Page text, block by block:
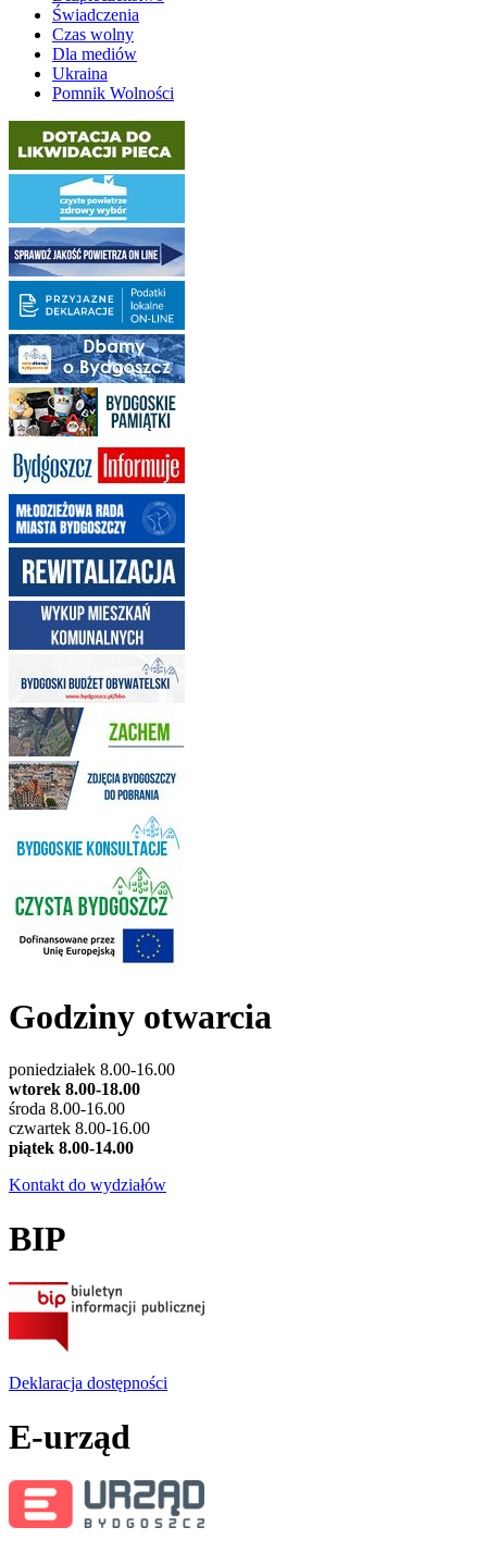
Świadczenia
Czas wolny
Dla mediów
Ukraina
Pomnik Wolności
Godziny otwarcia
poniedziałek 8.00-16.00
wtorek 8.00-18.00
środa 8.00-16.00
czwartek 8.00-16.00
piątek 8.00-14.00
Kontakt do wydziałów
BIP
Deklaracja dostępności
E-urząd